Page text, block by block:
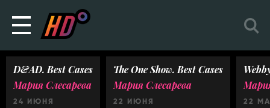
D&AD. Best Cases
Мария Слесарева
24 ИЮНЯ
The One Show. Best Cases
Мария Слесарева
22 ИЮНЯ 22